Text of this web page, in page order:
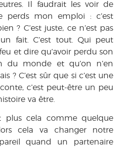
Il faudrait les voir de
perds mon emploi : c’est
? C’est juste, ce n’est pas
fait. C’est tout. Qui peut
et dire qu’avoir perdu son
du monde et qu’on n’en
? C’est sûr que si c’est une
c’est peut-être un peu
va être.
plus cela comme quelque
cela va changer notre
quand un partenaire